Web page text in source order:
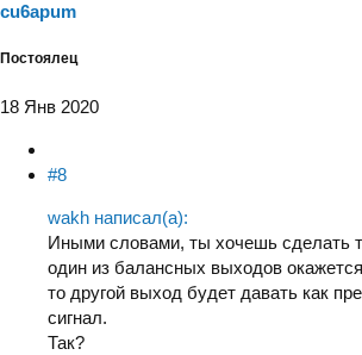
cu6apum
Постоялец
18 Янв 2020
#8
wakh написал(а):
Иными словами, ты хочешь сделать
один из балансных выходов
то другой выход будет давать как
сигнал.
Так?